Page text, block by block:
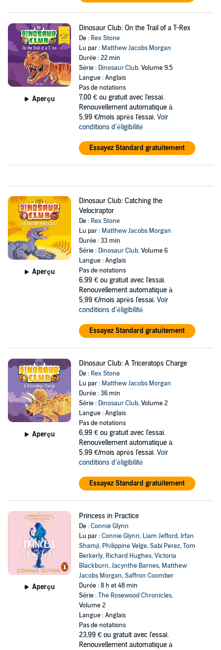
Aperçu
Dinosaur Club: On the Trail of a T-Rex
De : Rex Stone
Lu par : Matthew Jacobs Morgan
Durée : 22 min
Série : Dinosaur Club, Volume 9.5
Langue : Anglais
Pas de notations
7,00 € ou gratuit avec l'essai.
Renouvellement automatique à
5,99 €/mois après l'essai. Voir
conditions d'éligibilité
Essayez Standard gratuitement
Aperçu
Dinosaur Club: Catching the
Velociraptor
De : Rex Stone
Lu par : Matthew Jacobs Morgan
Durée : 33 min
Série : Dinosaur Club, Volume 6
Langue : Anglais
Pas de notations
6,99 € ou gratuit avec l'essai.
Renouvellement automatique à
5,99 €/mois après l'essai. Voir
conditions d'éligibilité
Essayez Standard gratuitement
Aperçu
Dinosaur Club: A Triceratops Charge
De : Rex Stone
Lu par : Matthew Jacobs Morgan
Durée : 36 min
Série : Dinosaur Club, Volume 2
Langue : Anglais
Pas de notations
6,99 € ou gratuit avec l'essai.
Renouvellement automatique à
5,99 €/mois après l'essai. Voir
conditions d'éligibilité
Essayez Standard gratuitement
Aperçu
Princess in Practice
De :Connie Glynn
Lu par :Connie Glynn, Liam Jefford, Irfan
Shamji, Philippine Velge,Sabi Perez,Tom
Berkerly, Richard Hughes,Victoria
Blackburn,Jacynthe Barnes, Matthew
Jacobs Morgan,Saffron Coomber
Durée : 8 h et 48 min
Série :The Rosewood Chronicles,
Volume 2
Langue : Anglais
Pas de notations
23,99 € ou gratuit avec l'essai.
Renouvellement automatique à